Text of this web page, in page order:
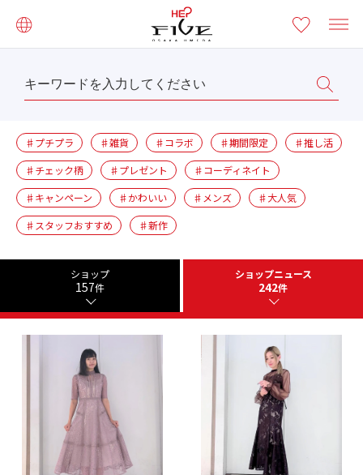
♯プチプラ ♯雑貨 ♯コラボ ♯期間限定
♯推し活
♯チェック柄
♯プレゼント
♯コーディネイト
♯キャンペーン
♯かわいい ♯メンズ
♯大人気
♯スタッフおすすめ
♯新作
ショップ
157件
ショップニュース
242件